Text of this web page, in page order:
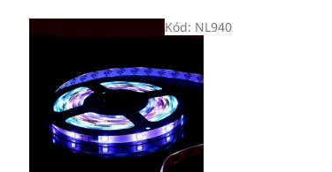
Kód: NL940